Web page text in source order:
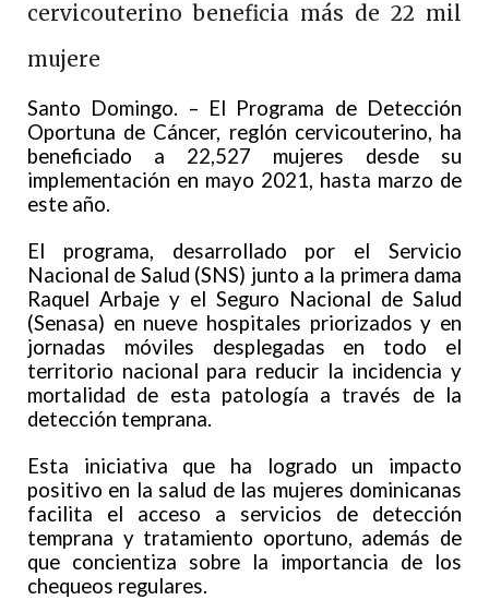
cervicouterino beneficia más de 22 mil
mujere
Santo Domingo. – El Programa de Detección
Oportuna de Cáncer, reglón cervicouterino, ha
beneficiado a 22,527 mujeres desde su
implementación en mayo 2021, hasta marzo de
este año.
El programa, desarrollado por el Servicio
Nacional de Salud (SNS) junto a la primera dama
Raquel Arbaje y el Seguro Nacional de Salud
(Senasa) en nueve hospitales priorizados y en
jornadas móviles desplegadas en todo el
territorio nacional para reducir la incidencia y
mortalidad de esta patología a través de la
detección temprana.
Esta iniciativa que ha logrado un impacto
positivo en la salud de las mujeres dominicanas
facilita el acceso a servicios de detección
temprana y tratamiento oportuno, además de
que concientiza sobre la importancia de los
chequeos regulares.